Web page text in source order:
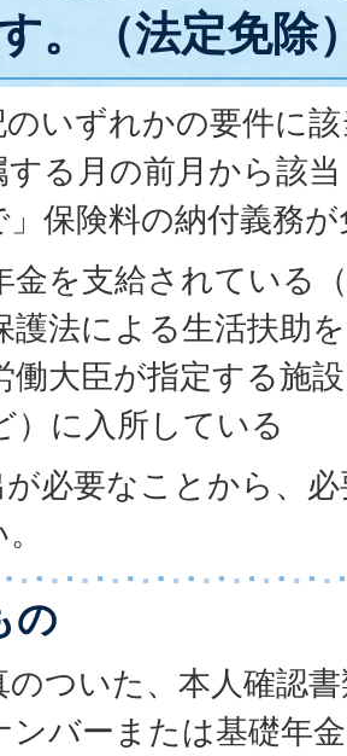
。（法定免除
いずれかの要件に
する月の前月から該
保険料の納付義務
金を支給されている
護法による生活扶助
働大臣が指定する施
）に入所している
必要なことから、
の
のついた、本人確認
ンバーまたは基礎年